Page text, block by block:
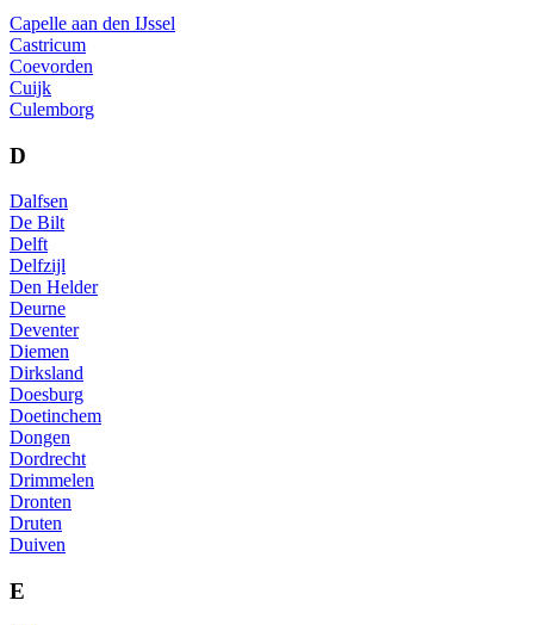
Capelle aan den IJssel
Castricum
Coevorden
Cuijk
Culemborg
D
Dalfsen
De Bilt
Delft
Delfzijl
Den Helder
Deurne
Deventer
Diemen
Dirksland
Doesburg
Doetinchem
Dongen
Dordrecht
Drimmelen
Dronten
Druten
Duiven
E